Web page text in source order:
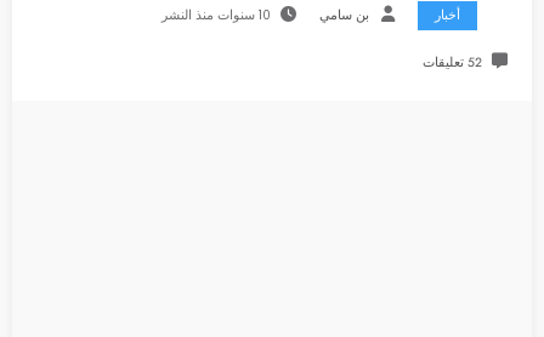
أخبار بن سامي 10 سنوات منذ النشر
52 تعليقات